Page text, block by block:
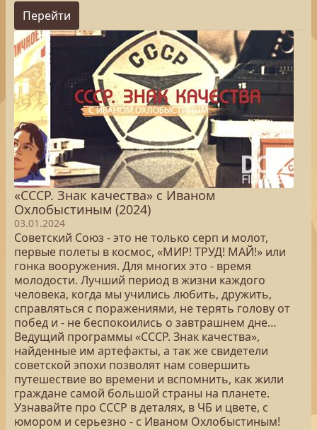
Перейти
«СССР. Знак качества» с Иваном
Охлобыстиным (2024)
03.01.2024
Советский Союз - это не только серп и молот,
первые полеты в космос, «МИР! ТРУД! МАЙ!» или
гонка вооружения. Для многих это - время
молодости. Лучший период в жизни каждого
человека, когда мы учились любить, дружить,
справляться с поражениями, не терять голову от
побед и - не беспокоились о завтрашнем дне…
Ведущий программы «СССР. Знак качества»,
найденные им артефакты, а так же свидетели
советской эпохи позволят нам совершить
путешествие во времени и вспомнить, как жили
граждане самой большой страны на планете.
Узнавайте про СССР в деталях, в ЧБ и цвете, с
юмором и серьезно - с Иваном Охлобыстиным!